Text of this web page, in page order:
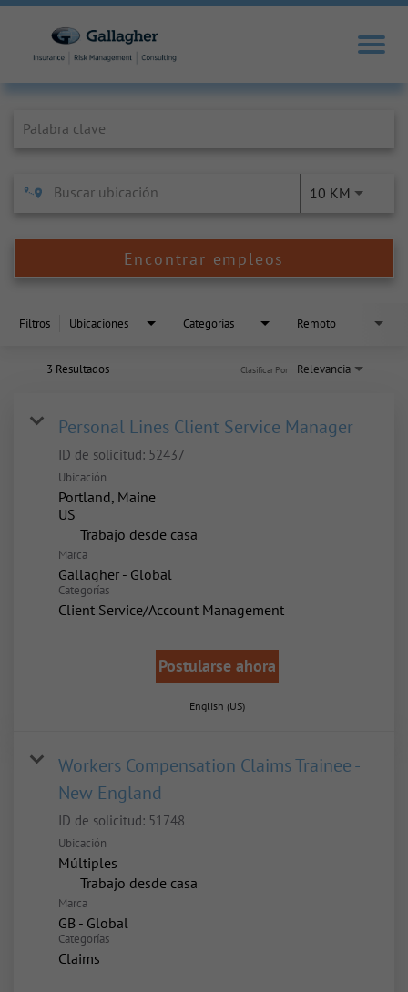
10 KM
Encontrar empleos
Filtros Ubicaciones Categorías Remoto
3 Resultados Relevancia
Clasificar Por
Personal Lines Client Service Manager
ID de solicitud: 52437
Ubicación
Portland, Maine
inicio
Trabajo desde casa
Marca
Gallagher - Global
Categorías
Client Service/Account Management
Postularse ahora
English (US)
Workers Compensation Claims Trainee -
New England
ID de solicitud: 51748
Ubicación
Múltiples
inicio
Trabajo desde casa
Marca
GB - Global
Categorías
Claims